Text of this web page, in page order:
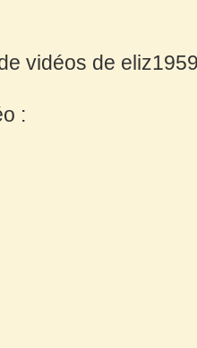
vidéos de
: